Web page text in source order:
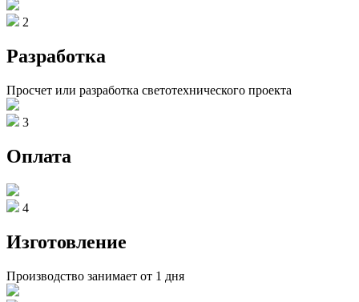
2
Разработка
Просчет или разработка светотехнического проекта
3
Оплата
4
Изготовление
Производство занимает от 1 дня